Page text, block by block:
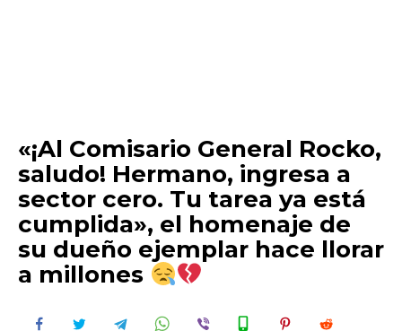
«¡Al Comisario General Rocko,
saludo! Hermano, ingresa a
sector cero. Tu tarea ya está
cumplida», el homenaje de
su dueño ejemplar hace llorar
a millones